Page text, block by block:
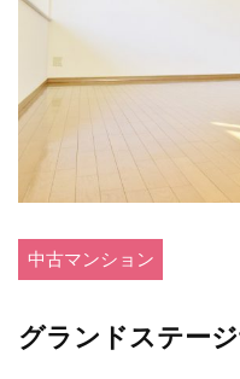
中古マンション
グランドステー